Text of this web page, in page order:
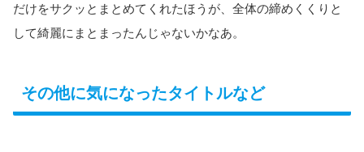
だけをサクッとまとめてくれたほうが、全体の締めくくりと
して綺麗にまとまったんじゃないかなあ。
その他に気になったタイトルなど